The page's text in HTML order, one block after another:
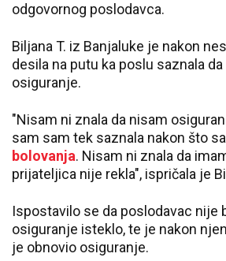
odgovornog poslodavca.
Biljana T. iz Banjaluke je nakon
desila na putu ka poslu saznala
osiguranje.
"Nisam ni znala da nisam
sam sam tek saznala nakon što
bolovanja. Nisam ni znala da
prijateljica nije rekla", ispričala je
Ispostavilo se da poslodavac nije
osiguranje isteklo, te je nakon
je obnovio osiguranje.